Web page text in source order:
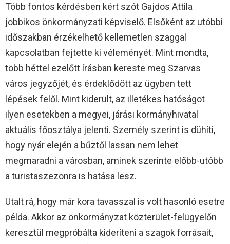
Több fontos kérdésben kért szót Gajdos Attila
jobbikos önkormányzati képviselő. Elsőként az utóbbi
időszakban érzékelhető kellemetlen szaggal
kapcsolatban fejtette ki véleményét. Mint mondta,
több héttel ezelőtt írásban kereste meg Szarvas
város jegyzőjét, és érdeklődött az ügyben tett
lépések felől. Mint kiderült, az illetékes hatóságot
ilyen esetekben a megyei, járási kormányhivatal
aktuális főosztálya jelenti. Személy szerint is dühíti,
hogy nyár elején a bűztől lassan nem lehet
megmaradni a városban, aminek szerinte előbb-utóbb
a turistaszezonra is hatása lesz.
Utalt rá, hogy már kora tavasszal is volt hasonló esetre
példa. Akkor az önkormányzat közterület-felügyelőn
keresztül megpróbálta kideríteni a szagok forrásait,